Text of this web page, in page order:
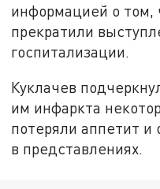
информацией о том,
прекратили
госпитализации.
Куклачев
им инфаркта
потеряли аппетит и
в представлениях.